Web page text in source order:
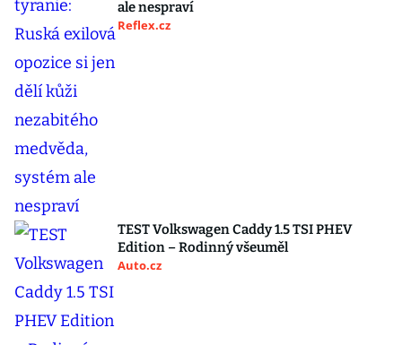
ale nespraví
Reflex.cz
TEST Volkswagen Caddy 1.5 TSI PHEV
Edition – Rodinný všeuměl
Auto.cz